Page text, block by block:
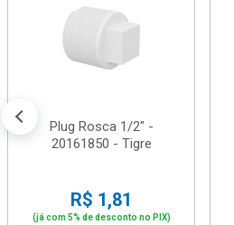
Plug Rosca 1/2" -
20161850 - Tigre
R$ 1,81
(já com 5% de desconto no PIX)